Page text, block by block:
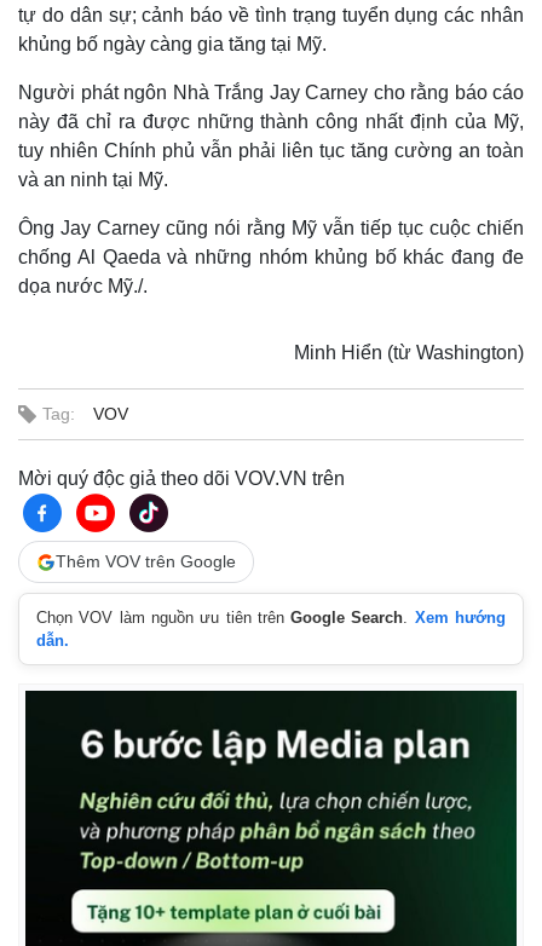
Thế giới
Quan sát
Cuộc sống đó đây
Hồ sơ
E-Magazine
tự do dân sự; cảnh báo về tình trạng tuyển dụng các nhân
khủng bố ngày càng gia tăng tại Mỹ.
Người phát ngôn Nhà Trắng Jay Carney cho rằng báo cáo
này đã chỉ ra được những thành công nhất định của Mỹ,
tuy nhiên Chính phủ vẫn phải liên tục tăng cường an toàn
và an ninh tại Mỹ.
Ông Jay Carney cũng nói rằng Mỹ vẫn tiếp tục cuộc chiến
chống Al Qaeda và những nhóm khủng bố khác đang đe
dọa nước Mỹ./.
Minh Hiển (từ Washington)
Tag: VOV
Mời quý độc giả theo dõi VOV.VN trên
Thêm VOV trên Google
Chọn VOV làm nguồn ưu tiên trênGoogle Search. Xem hướng
dẫn.